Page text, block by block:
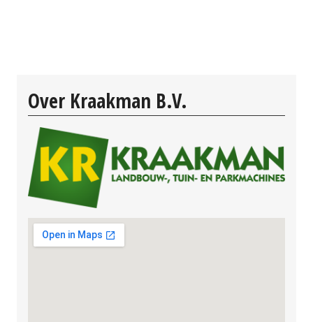
Over Kraakman B.V.